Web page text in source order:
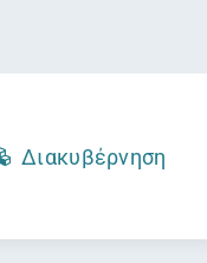
Διακυβέρνηση